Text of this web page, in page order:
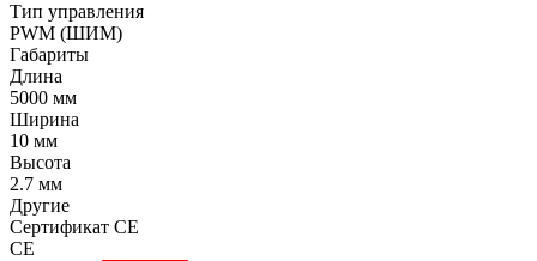
Тип управления
PWM (ШИМ)
Габариты
Длина
5000 мм
Ширина
10 мм
Высота
2.7 мм
Другие
Сертификат CE
CE